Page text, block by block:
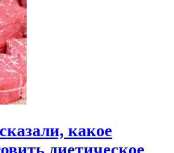
какое